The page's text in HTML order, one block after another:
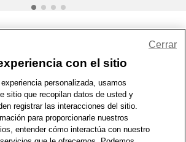
| Términos de Uso | Accesibilidad
| WA Privacy Policy | Mapa del sitio
| © 1999 - 2026 CVS.com
con el sitio
personalizada, usamos
sitio que recopilan datos de usted y
registrar las interacciones del sitio.
para proporcionarle nuestros
entender cómo interactúa con nuestro
Cerrar